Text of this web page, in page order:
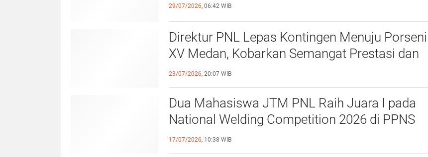
29/07/2026, 06:42 WIB
Direktur PNL Lepas Kontingen Menuju Porseni
XV Medan, Kobarkan Semangat Prestasi dan
Sportivitas
23/07/2026, 20:07 WIB
Dua Mahasiswa JTM PNL Raih Juara I pada
National Welding Competition 2026 di PPNS
Surabaya
17/07/2026, 10:38 WIB